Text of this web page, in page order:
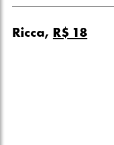
Ricca, R$ 18